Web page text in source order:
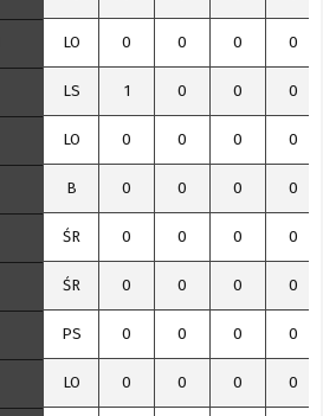
LO 0 0 0 0
LS 1 0 0 0
LO 0 0 0 0
B 0 0 0 0
ŚR 0 0 0 0
ŚR 0 0 0 0
PS 0 0 0 0
LO 0 0 0 0